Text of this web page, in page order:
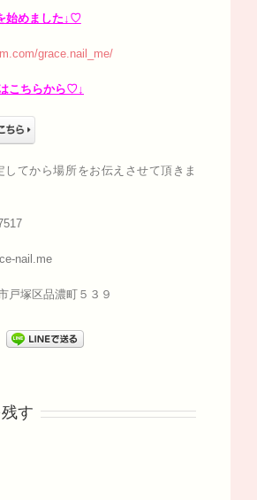
始めました↓♡
grace.nail_me/
こちらから♡↓
てから場所をお伝えさせて頂きま
nail.me
塚区品濃町５３９
す